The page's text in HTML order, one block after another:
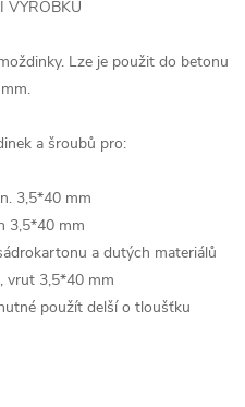
VÝROBKŮ
Lze je použit do betonu
a šroubů pro:
3,5*40 mm
3,5*40 mm
a dutých materiálů
vrut 3,5*40 mm
použít delší o tloušťku